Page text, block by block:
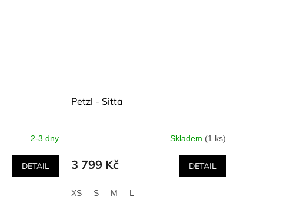
2-3 dny
DETAIL
Petzl - Sitta
Skladem (1 ks)
3 799 Kč DETAIL
XS S M L